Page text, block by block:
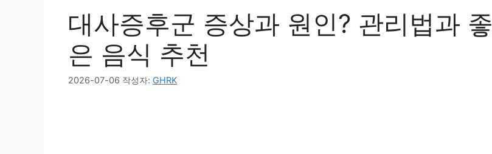
대사증후군 증상과 원인? 관리법과 좋
은 음식 추천
2026-07-06 작성자: GHRK